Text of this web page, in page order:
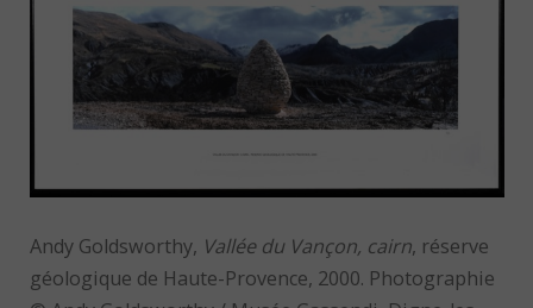
Andy Goldsworthy, Vallée du Vançon, cairn, réserve
géologique de Haute-Provence, 2000. Photographie